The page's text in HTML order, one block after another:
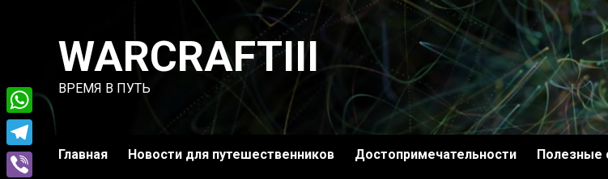
содержимомуWARCRAFTIII
ВРЕМЯ В ПУТЬ
Главная Новости для путешественников Достопримечательности Полезные
WhatsApp
Telegram